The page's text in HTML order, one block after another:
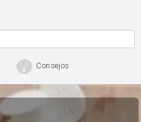
Consejos